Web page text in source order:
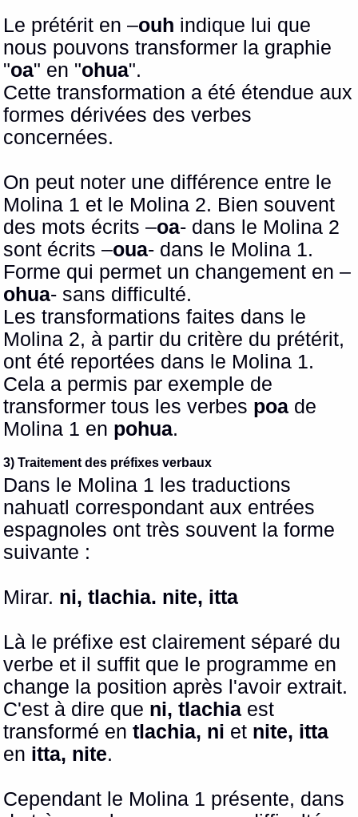
Le prétérit en –ouh indique lui que
nous pouvons transformer la graphie
"oa" en "ohua".
Cette transformation a été étendue aux
formes dérivées des verbes
concernées.
On peut noter une différence entre le
Molina 1 et le Molina 2. Bien souvent
des mots écrits –oa- dans le Molina 2
sont écrits –oua- dans le Molina 1.
Forme qui permet un changement en –
ohua- sans difficulté.
Les transformations faites dans le
Molina 2, à partir du critère du prétérit,
ont été reportées dans le Molina 1.
Cela a permis par exemple de
transformer tous les verbes poa de
Molina 1 en pohua.
3) Traitement des préfixes verbaux
Dans le Molina 1 les traductions
nahuatl correspondant aux entrées
espagnoles ont très souvent la forme
suivante :
Mirar. ni, tlachia. nite, itta
Là le préfixe est clairement séparé du
verbe et il suffit que le programme en
change la position après l'avoir extrait.
C'est à dire que ni, tlachia est
transformé en tlachia, ni et nite, itta
en itta, nite.
Cependant le Molina 1 présente, dans